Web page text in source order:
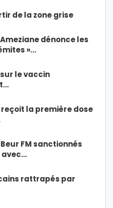
de la zone grise
dénonce les
»…
le vaccin
reçoit la première dose
FM sanctionnés
avec…
rattrapés par